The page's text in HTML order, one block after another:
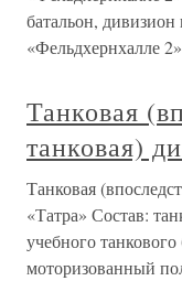
батальон, дивизион
«Фельдхернхалле
Танковая
танковая)
Танковая
«Татра» Состав:
учебного
моторизованный